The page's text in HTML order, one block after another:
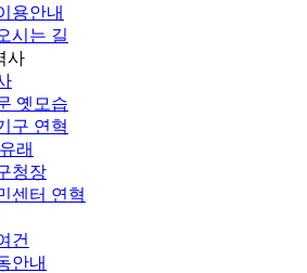
용안내
시는 길
사
옛모습
구 연혁
래
청장
센터 연혁
건
안내